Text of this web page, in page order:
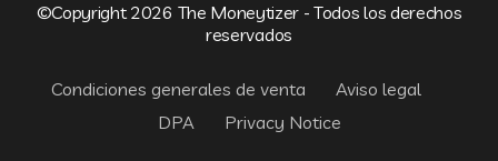
©Copyright 2026 The Moneytizer - Todos los derechos
reservados
Condiciones generales de venta
Aviso legal
DPA
Privacy Notice